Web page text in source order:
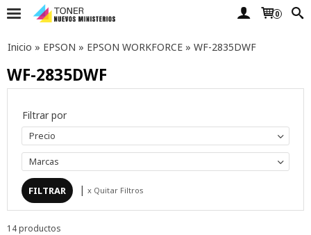
0
Inicio » EPSON » EPSON WORKFORCE » WF-2835DWF
WF-2835DWF
Filtrar por
Precio
Marcas
| x Quitar Filtros
14 productos